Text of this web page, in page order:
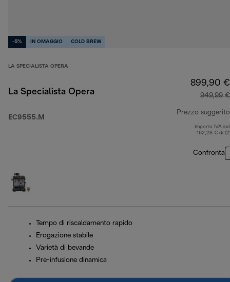
-5% IN OMAGGIO COLD BREW
LA SPECIALISTA OPERA
La Specialista Opera
EC9555.M
899,90 €
949,99 €
Prezzo suggerito
Importo IVA
162,28 € di
Confronta
Tempo di riscaldamento rapido
Erogazione stabile
Varietà di bevande
Pre-infusione dinamica